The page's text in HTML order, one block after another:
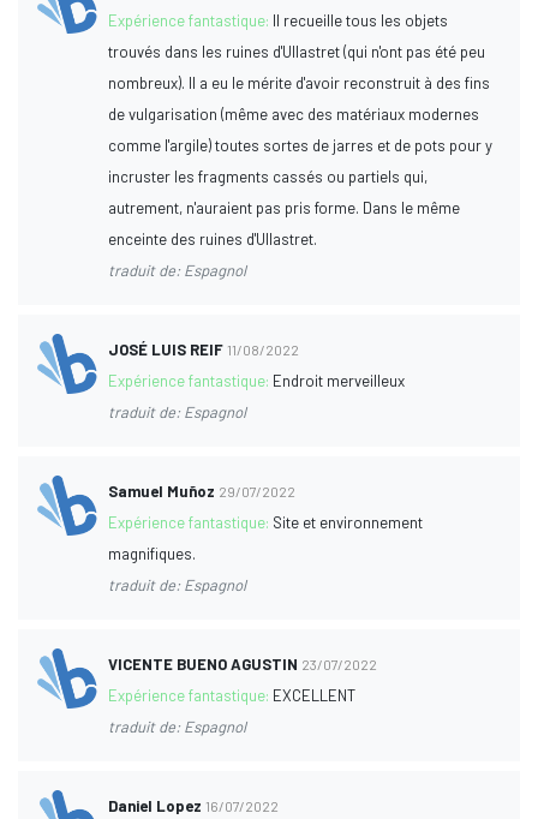
Expérience fantastique: Il recueille tous les objets
trouvés dans les ruines d'Ullastret (qui n'ont pas été peu
nombreux). Il a eu le mérite d'avoir reconstruit à des fins
de vulgarisation (même avec des matériaux modernes
comme l'argile) toutes sortes de jarres et de pots pour y
incruster les fragments cassés ou partiels qui,
autrement, n'auraient pas pris forme. Dans le même
enceinte des ruines d'Ullastret.
traduit de: Espagnol
JOSÉ LUIS REIF 11/08/2022
Expérience fantastique: Endroit merveilleux
traduit de: Espagnol
Samuel Muñoz 29/07/2022
Expérience fantastique: Site et environnement
magnifiques.
traduit de: Espagnol
VICENTE BUENO AGUSTIN 23/07/2022
Expérience fantastique: EXCELLENT
traduit de: Espagnol
Daniel Lopez 16/07/2022